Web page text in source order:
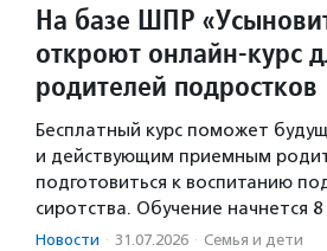
На базе ШПР
откроют онлайн-курс
родителей подростков
Бесплатный курс поможет
и действующим приемным
подготовиться к воспитанию
сиротства. Обучение начнется 8
Новости · 31.07.2026 · Семья и дети